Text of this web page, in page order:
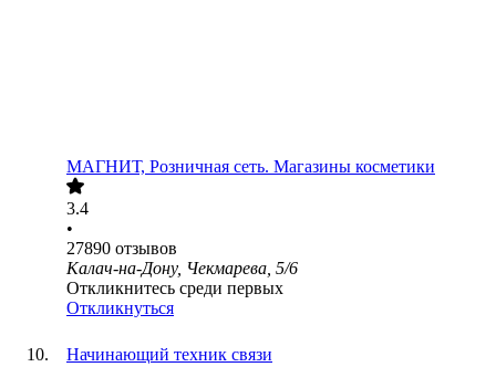
МАГНИТ, Розничная сеть. Магазины косметики
3.4
•
27890 отзывов
Калач-на-Дону, Чекмарева, 5/6
Откликнитесь среди первых
Откликнуться
Начинающий техник связи